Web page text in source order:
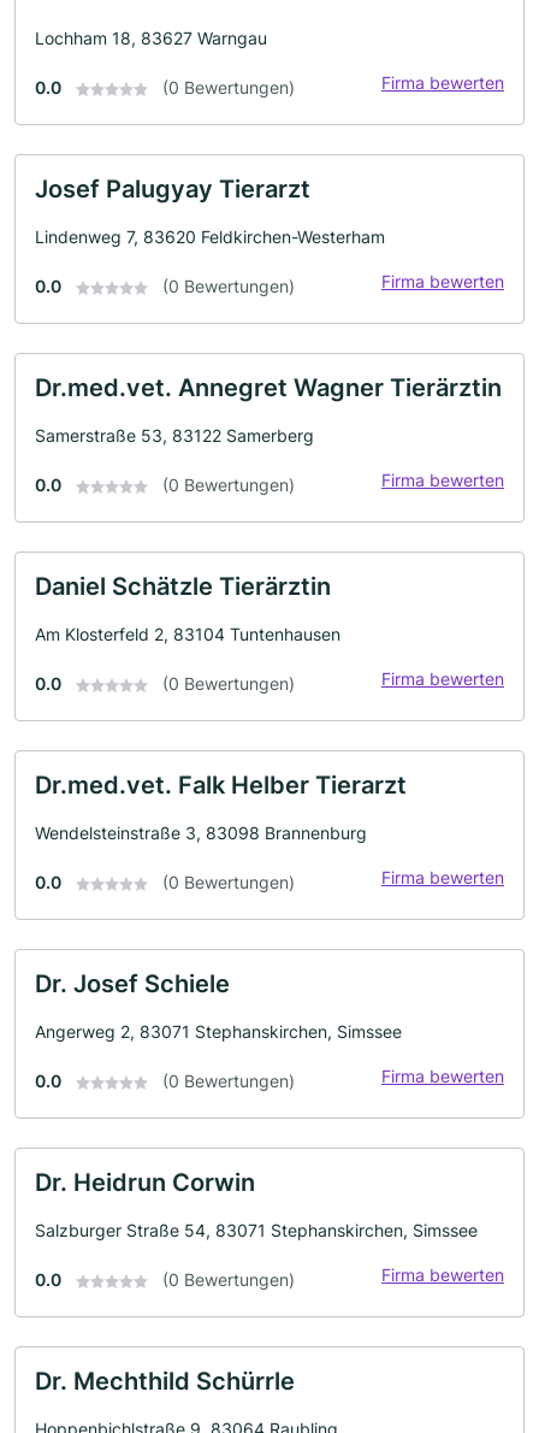
Lochham 18, 83627 Warngau
0.0 (0 Bewertungen) Firma bewerten
Josef Palugyay Tierarzt
Lindenweg 7, 83620 Feldkirchen-Westerham
0.0 (0 Bewertungen) Firma bewerten
Dr.med.vet. Annegret Wagner Tierärztin
Samerstraße 53, 83122 Samerberg
0.0 (0 Bewertungen) Firma bewerten
Daniel Schätzle Tierärztin
Am Klosterfeld 2, 83104 Tuntenhausen
0.0 (0 Bewertungen) Firma bewerten
Dr.med.vet. Falk Helber Tierarzt
Wendelsteinstraße 3, 83098 Brannenburg
0.0 (0 Bewertungen) Firma bewerten
Dr. Josef Schiele
Angerweg 2, 83071 Stephanskirchen, Simssee
0.0 (0 Bewertungen) Firma bewerten
Dr. Heidrun Corwin
Salzburger Straße 54, 83071 Stephanskirchen, Simssee
0.0 (0 Bewertungen) Firma bewerten
Dr. Mechthild Schürrle
Hoppenbichlstraße 9, 83064 Raubling